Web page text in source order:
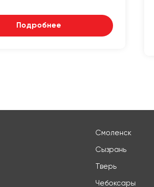
Подробнее
Смоленск
Сызрань
Тверь
Чебоксары